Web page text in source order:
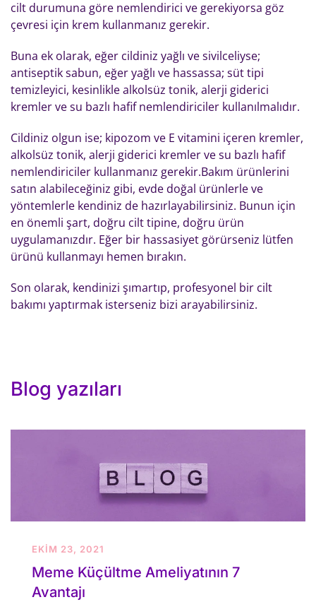
cilt durumuna göre nemlendirici ve gerekiyorsa göz
çevresi için krem kullanmanız gerekir.
Buna ek olarak, eğer cildiniz yağlı ve sivilceliyse;
antiseptik sabun, eğer yağlı ve hassassa; süt tipi
temizleyici, kesinlikle alkolsüz tonik, alerji giderici
kremler ve su bazlı hafif nemlendiriciler kullanılmalıdır.
Cildiniz olgun ise; kipozom ve E vitamini içeren kremler,
alkolsüz tonik, alerji giderici kremler ve su bazlı hafif
nemlendiriciler kullanmanız gerekir.Bakım ürünlerini
satın alabileceğiniz gibi, evde doğal ürünlerle ve
yöntemlerle kendiniz de hazırlayabilirsiniz. Bunun için
en önemli şart, doğru cilt tipine, doğru ürün
uygulamanızdır. Eğer bir hassasiyet görürseniz lütfen
ürünü kullanmayı hemen bırakın.
Son olarak, kendinizi şımartıp, profesyonel bir cilt
bakımı yaptırmak isterseniz bizi arayabilirsiniz.
Blog yazıları
EKIM 23, 2021
Meme Küçültme Ameliyatının 7
Avantajı